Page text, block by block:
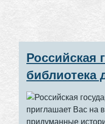
Российская
библиотека
Вас на